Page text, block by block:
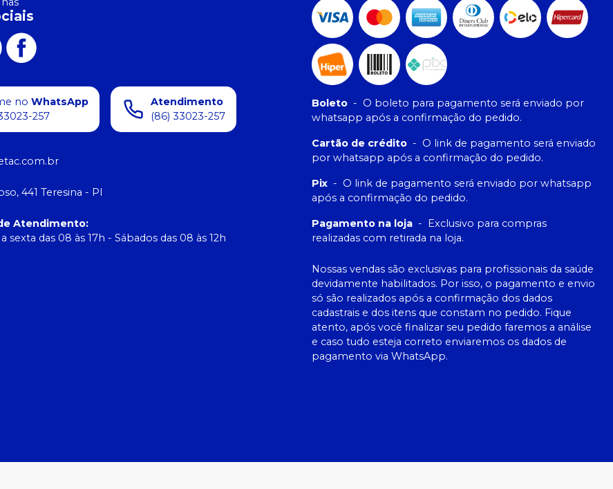
no WhatsApp
257
Atendimento
(86) 33023-257
441 Teresina - PI
Atendimento:
sexta das 08 às 17h - Sábados das 08 às 12h
Boleto - O boleto para pagamento será enviado por
whatsapp após a confirmação do pedido.
Cartão de crédito - O link de pagamento será enviado
por whatsapp após a confirmação do pedido.
Pix - O link de pagamento será enviado por whatsapp
após a confirmação do pedido.
Pagamento na loja - Exclusivo para compras
realizadas com retirada na loja.
Nossas vendas são exclusivas para profissionais da saúde
devidamente habilitados. Por isso, o pagamento e envio
só são realizados após a confirmação dos dados
cadastrais e dos itens que constam no pedido. Fique
atento, após você finalizar seu pedido faremos a análise
e caso tudo esteja correto enviaremos os dados de
pagamento via WhatsApp.